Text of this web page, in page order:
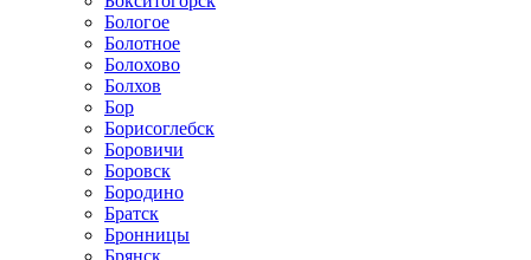
Бологое
Болотное
Болохово
Болхов
Бор
Борисоглебск
Боровичи
Боровск
Бородино
Братск
Бронницы
Брянск